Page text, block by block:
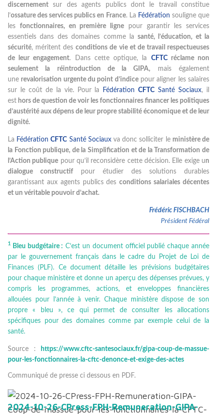
discernement sur des agents publics dont le travail constitue
l’ossature des services publics en France. La Fédération souligne que
les fonctionnaires, en première ligne pour garantir les services
essentiels dans des domaines comme la santé, l’éducation, et la
sécurité, méritent desconditions de vie et de travail respectueuses
de leur engagement. Dans cette optique, la CFTCréclame non
seulement la réintroduction de la GIPA, mais également
une revalorisation urgente du point d’indicepour aligner les salaires
sur le coût de la vie. Pour la
FédérationCFTC Santé Sociaux, il
est hors de question de voir les fonctionnaires financer les politiques
d’austérité aux dépens de leur propre stabilité économique et de leur
dignité.
La FédérationCFTC Santé Sociauxva donc solliciter le ministère de
la Fonction publique, de la Simplification et de la Transformation de
l’Action publique pour qu’il reconsidère cette décision. Elle exige un
dialogue constructif pour étudier des solutions durables
garantissant aux agents publics desconditions salariales décentes
et un véritable pouvoir d’achat.
Frédéric FISCHBACH
Président Fédéral
1 Bleu budgétaire : C’est un document officiel publié chaque année
par le gouvernement français dans le cadre du Projet de Loi de
Finances (PLF). Ce document détaille les prévisions budgétaires
pour chaque ministère et donne un aperçu des dépenses prévues, y
compris les programmes, actions, et enveloppes financières
allouées pour l’année à venir. Chaque ministère dispose de son
propre « bleu », ce qui permet de consulter les allocations
spécifiques pour des domaines comme par exemple celui de la
santé.
Source :
https://www.cftc-santesociaux.fr/gipa-coup-de-massue-
pour-les-fonctionnaires-la-cftc-denonce-et-exige-des-actes
Communiqué de presse ci dessous en PDF.
2024-10-26-CPress-FPH-Remuneration-GIPA-